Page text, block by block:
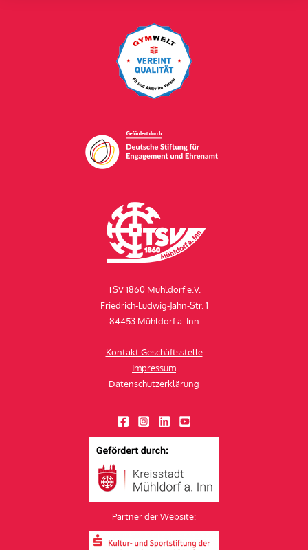
TSV 1860 Mühldorf e.V.
Friedrich-Ludwig-Jahn-Str. 1
84453 Mühldorf a. Inn
Kontakt Geschäftsstelle
Impressum
Datenschutzerklärung
Partner der Website: